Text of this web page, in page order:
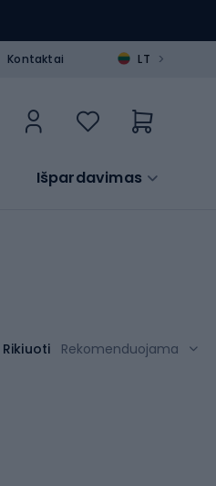
Kontaktai LT >
Išpardavimas
Rikiuoti Rekomenduojama